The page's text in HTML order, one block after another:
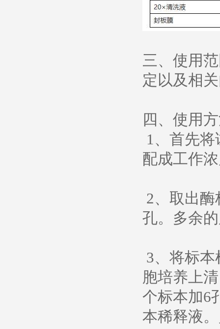
三、使用
定以及相
四、使用
1、首先
配成工作
2、取出
孔。多余
3、将标
胞培养上
个标本加6
本稀释液